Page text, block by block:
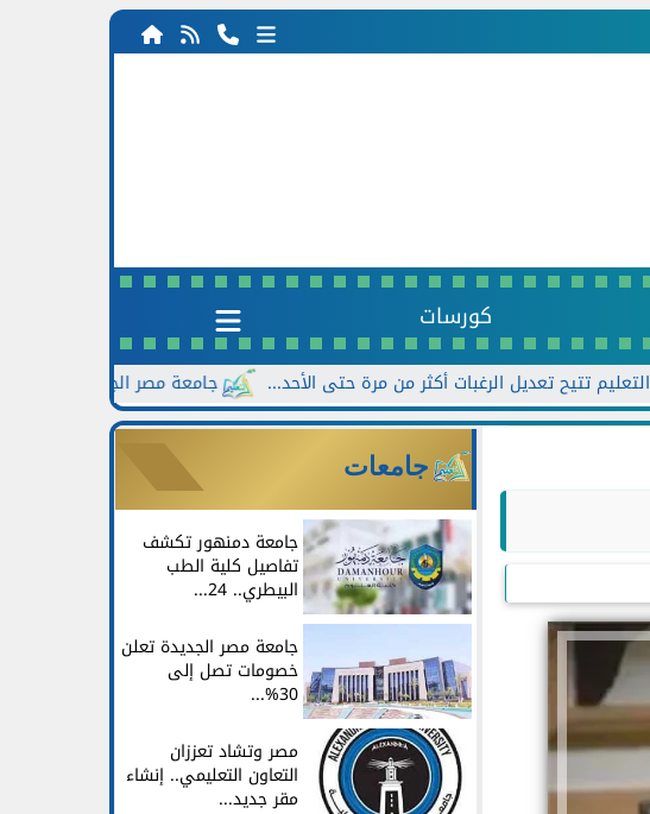
كورسات
جامعة مصر الجديدة تعلن خصومات تصل إلى 30% للطلاب الجدد
جامعات
جامعة دمنهور تكشف
تفاصيل كلية الطب
البيطري.. 24...
جامعة مصر الجديدة تعلن
خصومات تصل إلى
30%...
مصر وتشاد تعززان
التعاون التعليمي.. إنشاء
مقر جديد...